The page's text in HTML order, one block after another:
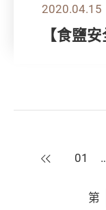
2020.04.15
【食鹽
上一頁
01
第